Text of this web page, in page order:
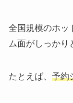
全国規模のホッ
ム面がしっかり
たとえば、 予約